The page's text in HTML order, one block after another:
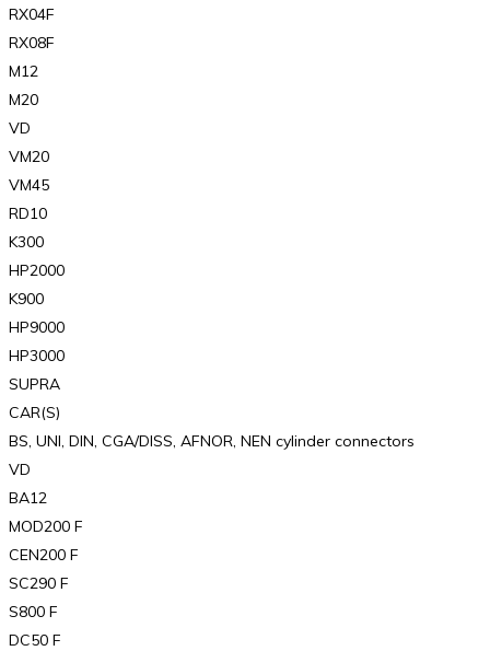
RX04F
RX08F
M12
M20
VD
VM20
VM45
RD10
K300
HP2000
K900
HP9000
HP3000
SUPRA
CAR(S)
BS, UNI, DIN, CGA/DISS, AFNOR, NEN cylinder connectors
VD
BA12
MOD200 F
CEN200 F
SC290 F
S800 F
DC50 F